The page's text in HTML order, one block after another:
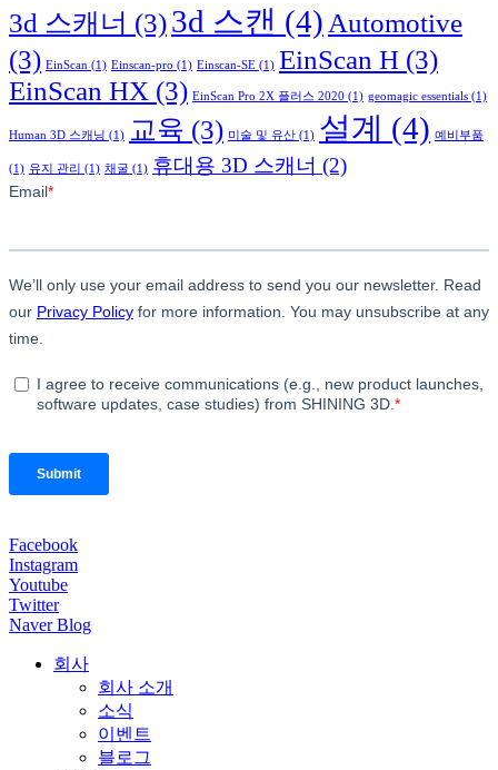
3d 스캐너 (3)3d 스캔 (4) Automotive
(3) EinScan (1) Einscan-pro (1) Einscan-SE (1) EinScan H (3)
EinScan HX (3) EinScan Pro 2X 플러스 2020 (1) geomagic essentials (1)
Human 3D 스캐닝 (1) 교육 (3) 미술 및 유산 (1) 설계 (4) 예비부품
(1) 유지 관리 (1) 채굴 (1) 휴대용 3D 스캐너 (2)
Facebook
Instagram
Youtube
Twitter
Naver Blog
회사
회사 소개
소식
이벤트
블로그